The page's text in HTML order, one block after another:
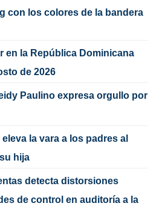
con los colores de la bandera
en la República Dominicana
de 2026
Paulino expresa orgullo por
la vara a los padres al
hija
detecta distorsiones
de control en auditoría a la